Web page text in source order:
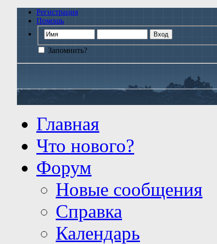
Регистрация
Помощь
Запомнить?
Главная
Что нового?
Форум
Новые сообщения
Справка
Календарь